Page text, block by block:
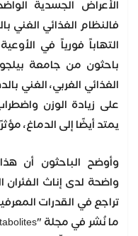
الأعراض الجسدية
فالنظام الغذائي الغني
التهاباً فورياً في
باحثون من جامعة
الغذائي الغربي، الغني
على زيادة الوزن
يمتد أيضًا إلى الدماغ،
وأوضح الباحثون أن
واضحة لدى إناث
تراجع في القدرات